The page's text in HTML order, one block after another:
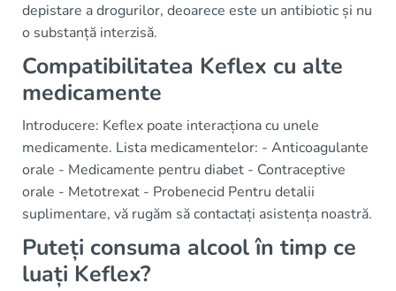
depistare a drogurilor, deoarece este un antibiotic și nu
o substanță interzisă.
Compatibilitatea Keflex cu alte
medicamente
Introducere: Keflex poate interacționa cu unele
medicamente. Lista medicamentelor: - Anticoagulante
orale - Medicamente pentru diabet - Contraceptive
orale - Metotrexat - Probenecid Pentru detalii
suplimentare, vă rugăm să contactați asistența noastră.
Puteți consuma alcool în timp ce
luați Keflex?